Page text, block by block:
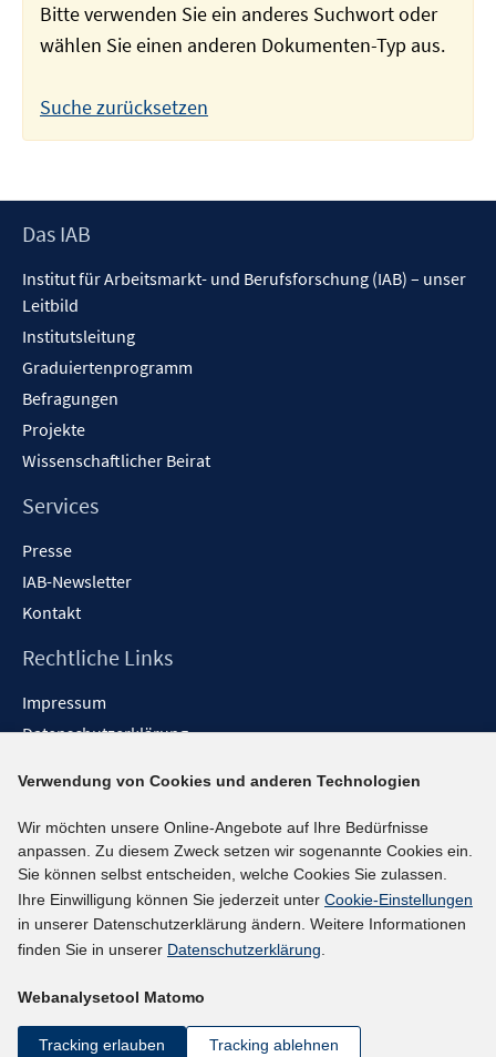
Bitte verwenden Sie ein anderes Suchwort oder
wählen Sie einen anderen Dokumenten-Typ aus.
Suche zurücksetzen
Footer
Das IAB
Institut für Arbeitsmarkt- und Berufsforschung (IAB) – unser
Leitbild
Institutsleitung
Graduiertenprogramm
Befragungen
Projekte
Wissenschaftlicher Beirat
Services
Presse
IAB-Newsletter
Kontakt
Rechtliche Links
Impressum
Datenschutzerklärung
Barrieren melden
Social-Media-Kanäle
BlueSky
YouTube
LinkedIn
kununu
Netiquette
Verwendung von Cookies und anderen Technologien
Wir möchten unsere Online-Angebote auf Ihre Bedürfnisse
anpassen. Zu diesem Zweck setzen wir sogenannte Cookies ein.
Sie können selbst entscheiden, welche Cookies Sie zulassen.
Ihre Einwilligung können Sie jederzeit unter Cookie-Einstellungen
in unserer Datenschutzerklärung ändern. Weitere Informationen
finden Sie in unserer Datenschutzerklärung.
Webanalysetool Matomo
Tracking erlauben Tracking ablehnen